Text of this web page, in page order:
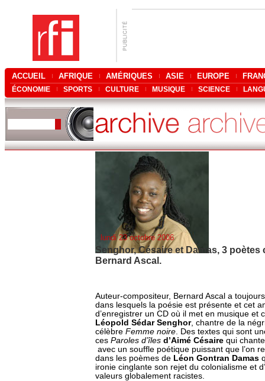
ACCUEIL AFRIQUE AMÉRIQUES ASIE EUROPE
ÉCONOMIE SPORTS CULTURE MUSIQUE SCIENCE
lundi 23 octobre 2006
Senghor, Césaire et Damas, 3 poètes
Bernard Ascal.
Auteur-compositeur, Bernard Ascal a
dans lesquels la poésie est présente et cet
d’enregistrer un CD où il met en musique et
Léopold Sédar Senghor, chantre de la
célèbre Femme noire. Des textes qui sont
ces Paroles d’îles d’Aimé Césaire qui
avec un souffle poétique puissant que l’on
dans les poèmes de Léon Gontran Damas
ironie cinglante son rejet du colonialisme et
valeurs globalement racistes.